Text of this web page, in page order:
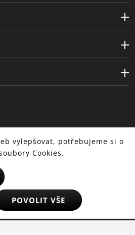
práva vyhrazena
vylepšovat, potřebujeme si o
Cookies.
POVOLIT VŠE